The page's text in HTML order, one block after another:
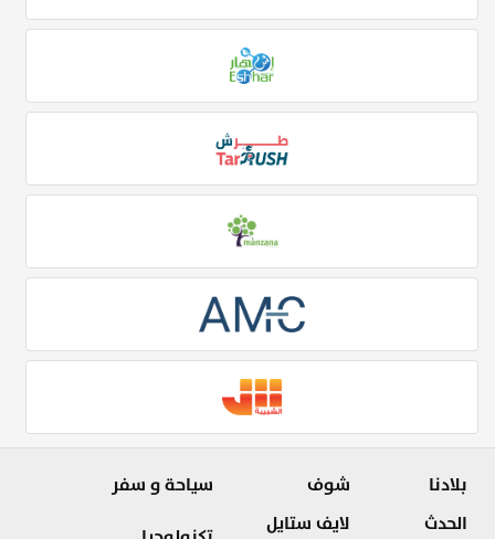
بلادنا
الحدث
شوف
لايف ستايل
سياحة و سفر